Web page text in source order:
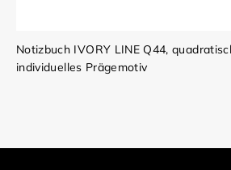
Notizbuch IVORY LINE Q44,
individuelles Prägemotiv